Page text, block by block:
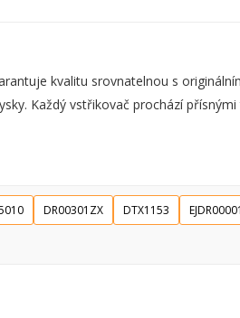
kvalitu srovnatelnou s
Každý vstřikovač prochází
DR00301ZX DTX1153